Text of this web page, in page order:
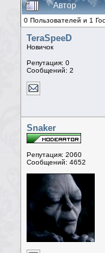
Автор
0 Пользователей и 1
TeraSpeeD
Новичок
Репутация: 0
Сообщений: 2
Snaker
Репутация: 2060
Сообщений: 4652